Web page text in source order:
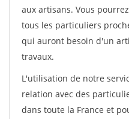
aux artisans. Vous
tous les particuliers
qui auront besoin d'un
travaux.
L'utilisation de notre
relation avec des
dans toute la France et